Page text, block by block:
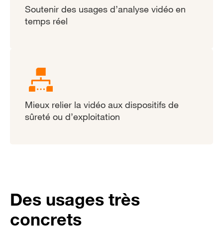
Soutenir des usages d’analyse vidéo en
temps réel
Mieux relier la vidéo aux dispositifs de
sûreté ou d’exploitation
Des usages très
concrets